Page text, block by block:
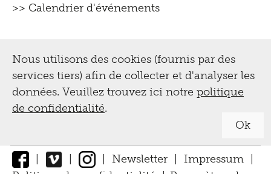
>> Calendrier d'événements
Nous utilisons des cookies (fournis par des
services tiers) afin de collecter et d'analyser les
données. Veuillez trouvez ici notre politique
de confidentialité.
Ok
| | | Newsletter | Impressum |